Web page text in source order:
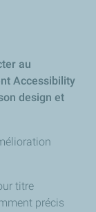
au
Accessibility
design et
titre
précis